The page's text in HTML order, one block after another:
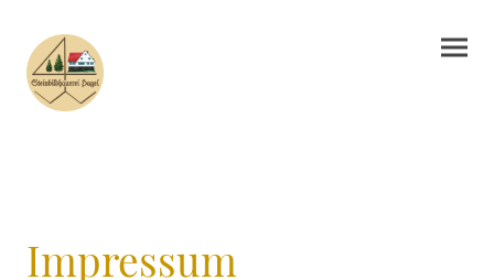
Impressum